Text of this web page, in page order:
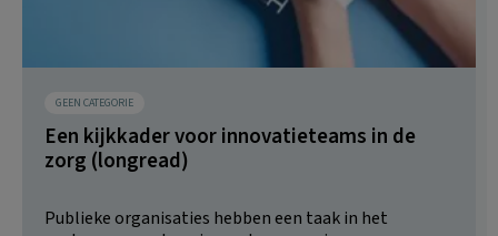
GEEN CATEGORIE
Een kijkkader voor innovatieteams in de
zorg (longread)
Publieke organisaties hebben een taak in het